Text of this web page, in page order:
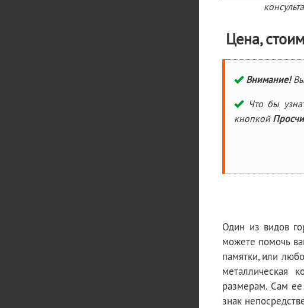
Цена,
Внимание!Вы
Что бы
кнопкой
Один из видов
можете помочь
памятки, или
металлическая
размерам. Сам ее
знак